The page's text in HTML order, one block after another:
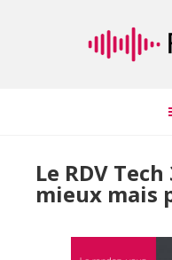
Le RDV
mieux mais